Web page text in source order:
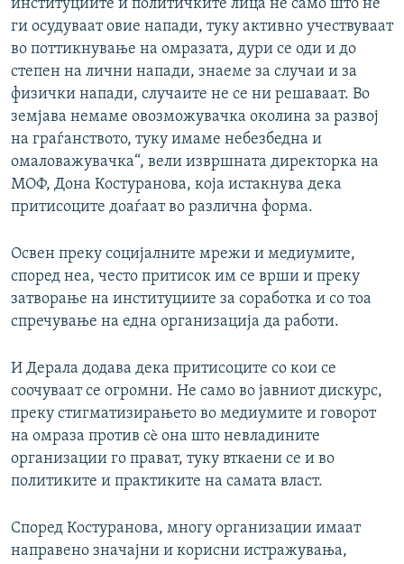
институциите и политичките лица не само што не
ги осудуваат овие напади, туку активно учествуваат
во поттикнување на омразата, дури се оди и до
степен на лични напади, знаеме за случаи и за
физички напади, случаите не се ни решаваат. Во
земјава немаме овозможувачка околина за развој
на граѓанството, туку имаме небезбедна и
омаловажувачка“, вели извршната директорка на
МОФ, Дона Костуранова, која истакнува дека
притисоците доаѓаат во различна форма.
Освен преку социјалните мрежи и медиумите,
според неа, често притисок им се врши и преку
затворање на институциите за соработка и со тоа
спречување на една организација да работи.
И Дерала додава дека притисоците со кои се
соочуваат се огромни. Не само во јавниот дискурс,
преку стигматизирањето во медиумите и говорот
на омраза против сè она што невладините
организации го прават, туку вткaени се и во
политиките и практиките на самата власт.
Според Костуранова, многу организации имаат
направено значајни и корисни истражувања,